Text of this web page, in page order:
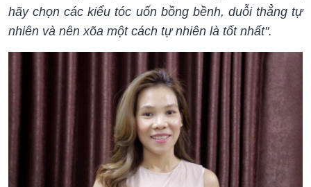
hãy chọn các kiểu tóc uốn bồng bềnh, duỗi thẳng tự
nhiên và nên xõa một cách tự nhiên là tốt nhất".